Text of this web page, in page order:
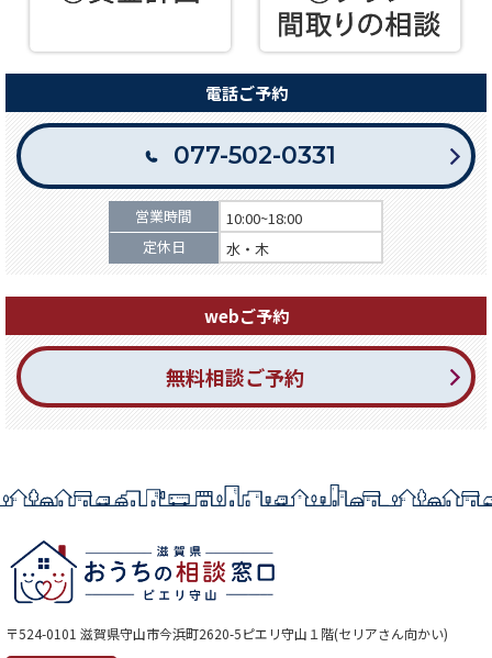
電話ご予約
077-502-0331
営業時間
10:00~18:00
定休日
水・木
webご予約
無料相談ご予約
〒524-0101 滋賀県守山市今浜町2620-5ピエリ守山１階(セリアさん向かい)